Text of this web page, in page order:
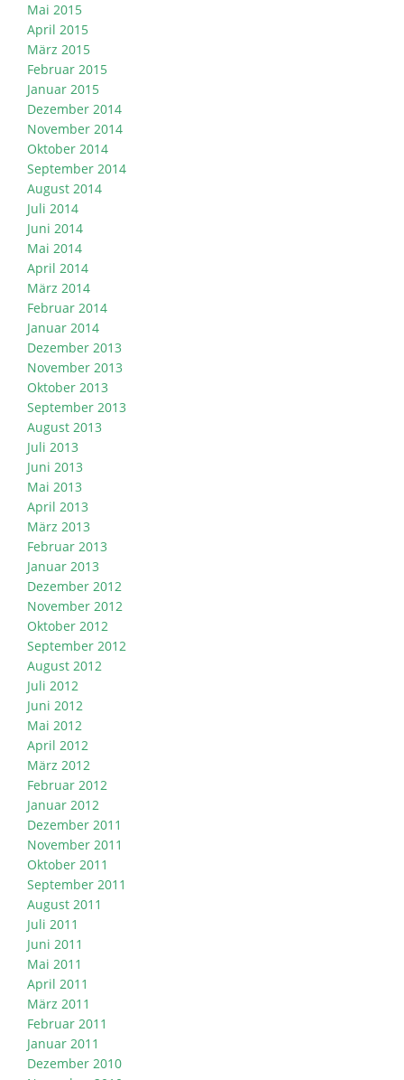
Mai 2015
April 2015
März 2015
Februar 2015
Januar 2015
Dezember 2014
November 2014
Oktober 2014
September 2014
August 2014
Juli 2014
Juni 2014
Mai 2014
April 2014
März 2014
Februar 2014
Januar 2014
Dezember 2013
November 2013
Oktober 2013
September 2013
August 2013
Juli 2013
Juni 2013
Mai 2013
April 2013
März 2013
Februar 2013
Januar 2013
Dezember 2012
November 2012
Oktober 2012
September 2012
August 2012
Juli 2012
Juni 2012
Mai 2012
April 2012
März 2012
Februar 2012
Januar 2012
Dezember 2011
November 2011
Oktober 2011
September 2011
August 2011
Juli 2011
Juni 2011
Mai 2011
April 2011
März 2011
Februar 2011
Januar 2011
Dezember 2010